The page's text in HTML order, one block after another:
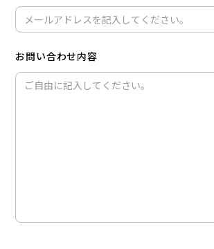
お問い合わせ内容